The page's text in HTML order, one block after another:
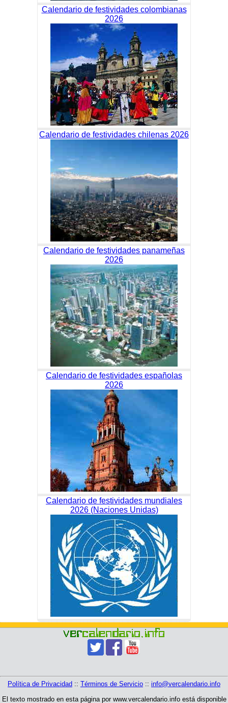
Calendario de festividades colombianas
2026
Calendario de festividades chilenas 2026
Calendario de festividades panameñas
2026
Calendario de festividades españolas
2026
Calendario de festividades mundiales
2026 (Naciones Unidas)
Política de Privacidad :: Términos de Servicio :: info@vercalendario.info
El texto mostrado en esta página por www.vercalendario.info está disponible